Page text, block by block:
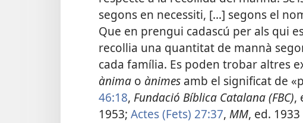
segons en necessiti, [...] segons el
Que en prengui cadascú per als qui
recollia una quantitat de mannà
cada família. Es poden trobar altres
ànima o ànimes amb el significat de
46:18, Fundació Bíblica Catalana (FBC),
1953; Actes (Fets) 27:37, MM, ed. 1933